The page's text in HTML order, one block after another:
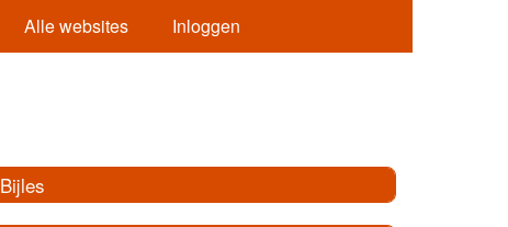
Alle websites Inloggen
Bijles